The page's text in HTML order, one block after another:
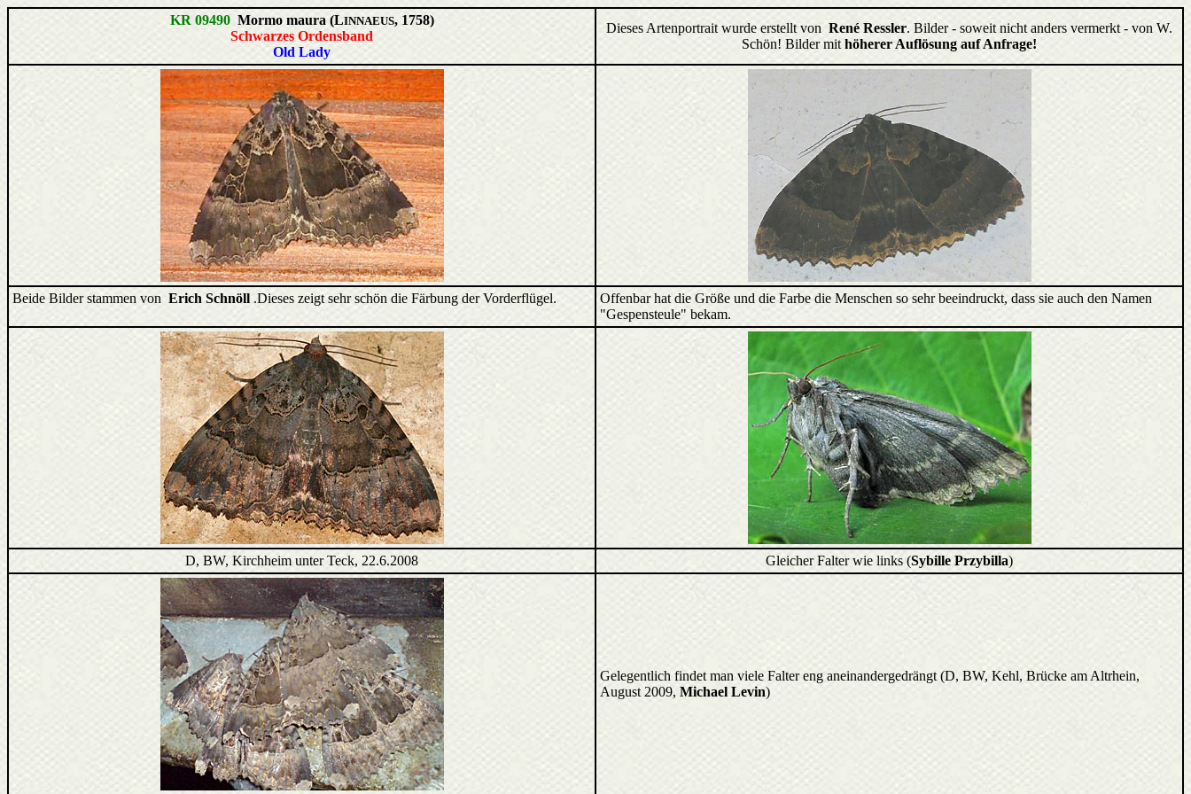
KR 09490 Mormo maura (LINNAEUS, 1758)
Schwarzes Ordensband
Old Lady
Dieses Artenportrait wurde erstellt von René Ressler. Bilder - soweit nicht anders vermerkt - von W.
Schön! Bilder mit höherer Auflösung auf Anfrage!
Beide Bilder stammen von Erich Schnöll .Dieses zeigt sehr schön die Färbung der Vorderflügel.
Offenbar hat die Größe und die Farbe die Menschen so sehr beeindruckt, dass sie auch den Namen
"Gespensteule" bekam.
D, BW, Kirchheim unter Teck, 22.6.2008 Gleicher Falter wie links (Sybille Przybilla)
Gelegentlich findet man viele Falter eng aneinandergedrängt (D, BW, Kehl, Brücke am Altrhein,
August 2009, Michael Levin)